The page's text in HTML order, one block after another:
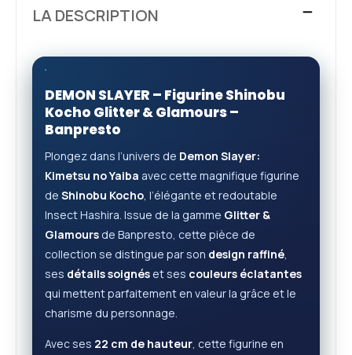
LA DESCRIPTION
DEMON SLAYER – FigurineShinobu
Kocho Glitter & Glamours –
Banpresto
Plongez dans l’univers de Demon Slayer:
Kimetsu no Yaiba avec cette magnifique figurine
de Shinobu Kocho, l’élégante et redoutable
Insect Hashira. Issue de la gamme Glitter &
Glamours de Banpresto, cette pièce de
collection se distingue par son design raffiné,
ses détails soignés et ses couleurs éclatantes
qui mettent parfaitement en valeur la grâce et le
charisme du personnage.
Avec ses 22 cm de hauteur, cette figurine en